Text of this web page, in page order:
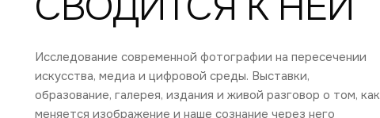
Исследование современной фотографии на пересечении
искусства, медиа и цифровой среды. Выставки,
образование, галерея, издания и живой разговор о том, как
меняется изображение и наше сознание через него